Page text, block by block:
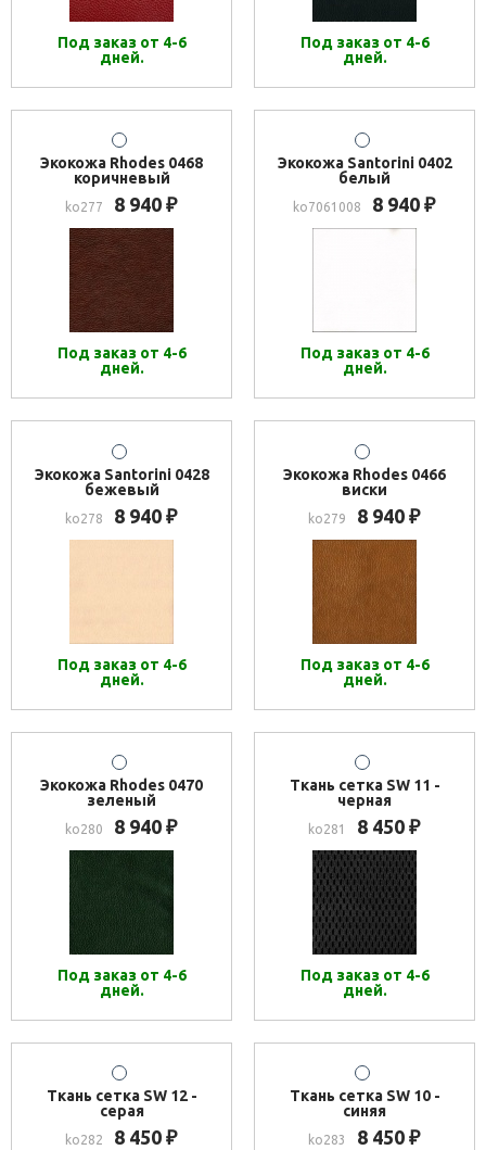
Под заказ от 4-6
дней.
Под заказ от 4-6
дней.
Экокожа Rhodes 0468
коричневый
ko277 8 940 ₽
Под заказ от 4-6
дней.
Экокожа Santorini 0402
белый
ko7061008 8 940 ₽
Под заказ от 4-6
дней.
Экокожа Santorini 0428
бежевый
ko278 8 940 ₽
Под заказ от 4-6
дней.
Экокожа Rhodes 0466
виски
ko279 8 940 ₽
Под заказ от 4-6
дней.
Экокожа Rhodes 0470
зеленый
ko280 8 940 ₽
Под заказ от 4-6
дней.
Ткань сетка SW 11 -
черная
ko281 8 450 ₽
Под заказ от 4-6
дней.
Ткань сетка SW 12 -
серая
ko282 8 450 ₽
Ткань сетка SW 10 -
синяя
ko283 8 450 ₽